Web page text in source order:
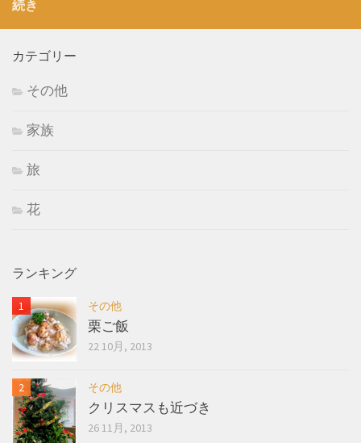
続き
カテゴリー
その他
家族
旅
花
ランキング
その他
栗ご飯
22 10月, 2013
その他
クリスマスも近づき
26 11月, 2013